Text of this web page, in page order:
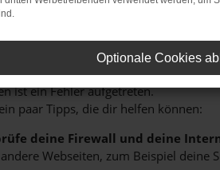
ist ein Fehler aufgetreten.
paar Tipps, die dir helfen können:
deine Firewall und deine
Webseiten, zum Beispiel deine
Optionale Cookies